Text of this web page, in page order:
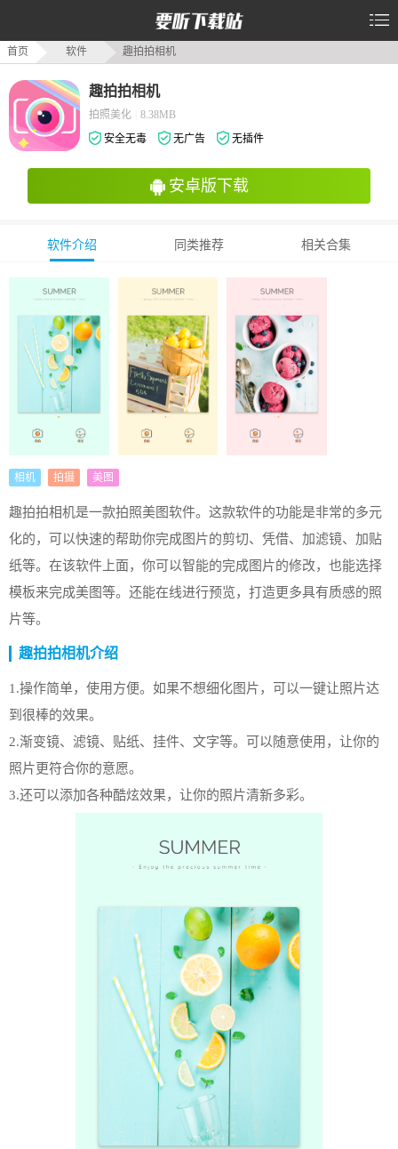
首页 软件 趣拍拍相机
趣拍拍相机
拍照美化
8.38MB
安全无毒
无广告 无插件
安卓版下载
软件介绍 同类推荐 相关合集
相机 拍摄 美图
趣拍拍相机是一款拍照美图软件。这款软件的功能是非常的多元
化的，可以快速的帮助你完成图片的剪切、凭借、加滤镜、加贴
纸等。在该软件上面，你可以智能的完成图片的修改，也能选择
模板来完成美图等。还能在线进行预览，打造更多具有质感的照
片等。
趣拍拍相机介绍
1.操作简单，使用方便。如果不想细化图片，可以一键让照片达
到很棒的效果。
2.渐变镜、滤镜、贴纸、挂件、文字等。可以随意使用，让你的
照片更符合你的意愿。
3.还可以添加各种酷炫效果，让你的照片清新多彩。